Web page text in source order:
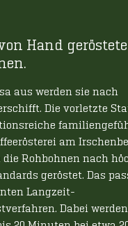
Hand geröstete
aus werden sie nach
Die vorletzte
am
die Rohbohnen nach
geröstet. Das
Langzeit-
Dabei